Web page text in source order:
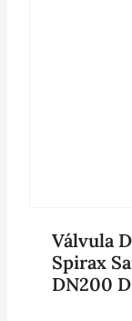
Válvula
Spirax
DN200